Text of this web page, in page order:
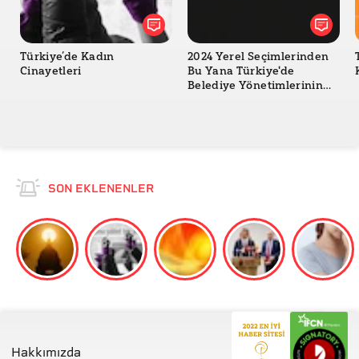
Türkiye’de Kadın
Cinayetleri
2024 Yerel Seçimlerinden
Bu Yana Türkiye'de
Belediye Yönetimlerinin
SON EKLENENLER
Hakkımızda